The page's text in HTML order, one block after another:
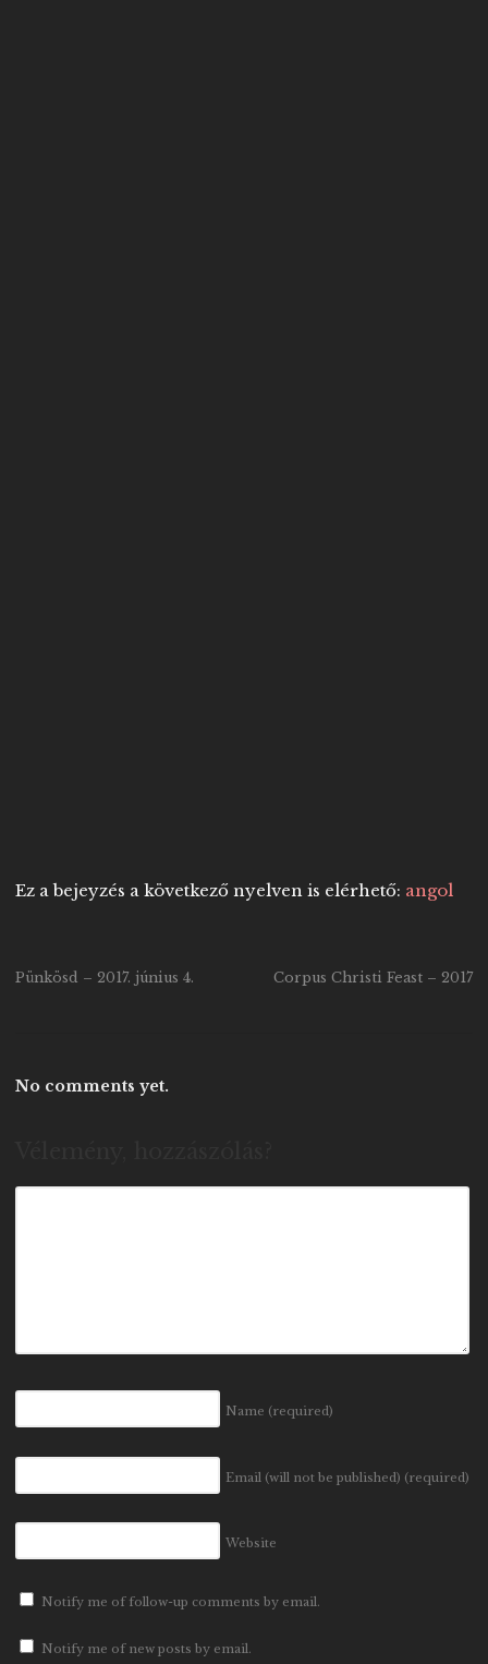
Ez a bejeyzés a következő nyelven is elérhető: angol
Pünkösd – 2017. június 4. Corpus Christi Feast – 2017
No comments yet.
Name (required)
Email (will not be published) (required)
Website
Notify me of follow-up comments by email.
Notify me of new posts by email.